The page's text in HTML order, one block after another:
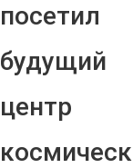
посетил
будущий
центр
космическ